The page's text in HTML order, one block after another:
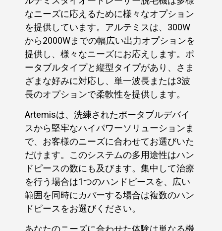
なニーズに応えるために様々なオプション
を提供しています。アルテミスは、300W
から2000Wまでの幅広い出力オプションを
提供し、様々なニーズにお応えします。ポ
ータブルタイプと縦型タイプがあり、さま
ざまな好みに対応し、単一波長または3波
長のオプションで柔軟性を提供します。
Artemisは、洗練されたポータブルデバイ
スから堅牢なハイパワーソリューションま
で、お客様のニーズに合わせてお選びいた
だけます。このシステムの多用途性はハン
ドピースの数にも及びます。集中して治療
を行う場合は1つのハンドピースを、広い
範囲を同時にカバーする場合は複数のハン
ドピースをお選びください。